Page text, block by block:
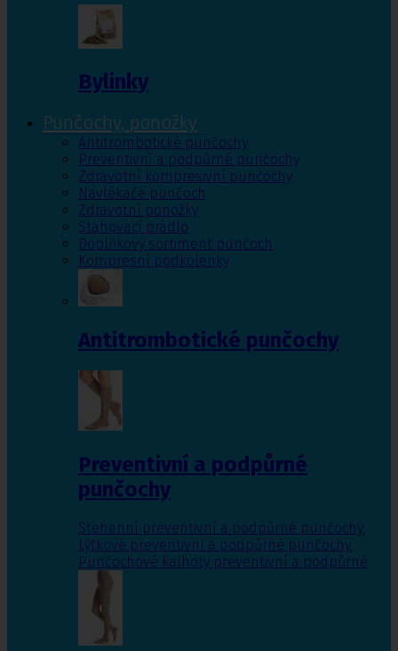
Bylinky
Punčochy, ponožky
Antitrombotické punčochy
Preventivní a podpůrné punčochy
Zdravotní kompresivní punčochy
Navlékače punčoch
Zdravotní ponožky
Stahovací prádlo
Doplňkový sortiment punčoch
Kompresní podkolenky
Antitrombotické punčochy
Preventivní a podpůrné
punčochy
Stehenní preventivní a podpůrné punčochy,
Lýtkové preventivní a podpůrné punčochy,
Punčochové kalhoty preventivní a podpůrné